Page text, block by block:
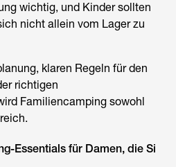
wichtig, und Kinder sollten
nicht allein vom Lager zu
klaren Regeln für den
richtigen
Familiencamping sowohl
Essentials für Damen, die Si